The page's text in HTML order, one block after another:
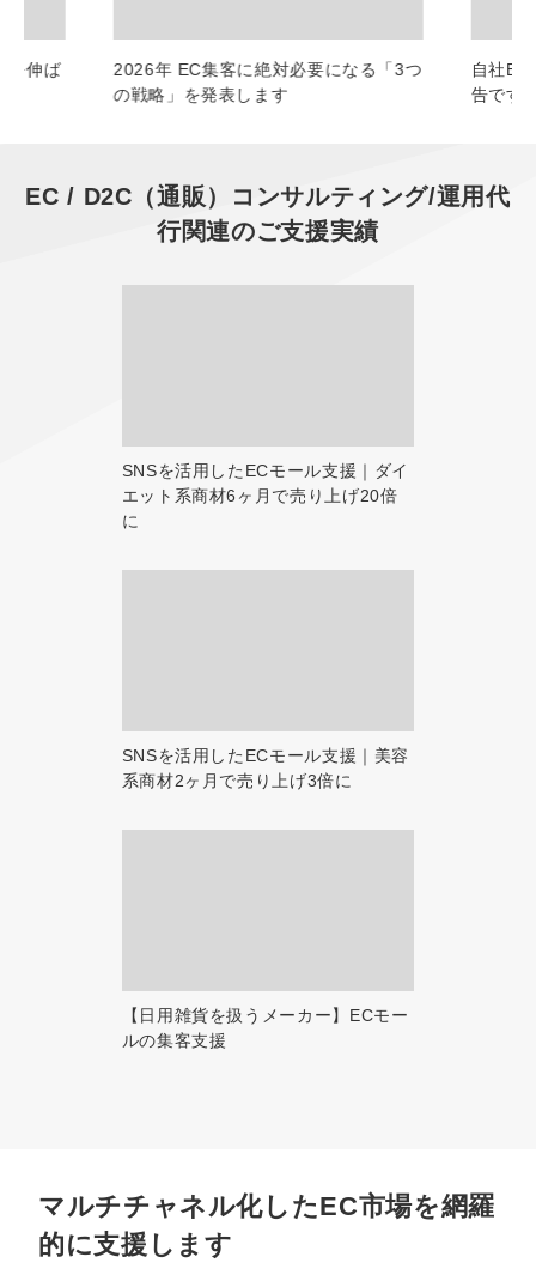
を伸ば
2026年 EC集客に絶対必要になる「3つ
の戦略」を発表します
自社
告です
EC / D2C（通販）コンサルティング/運用代
行関連のご支援実績
SNSを活用したECモール支援｜ダイ
エット系商材6ヶ月で売り上げ20倍
に
SNSを活用したECモール支援｜美容
系商材2ヶ月で売り上げ3倍に
【日用雑貨を扱うメーカー】ECモー
ルの集客支援
マルチチャネル化したEC市場を網羅
的に支援します